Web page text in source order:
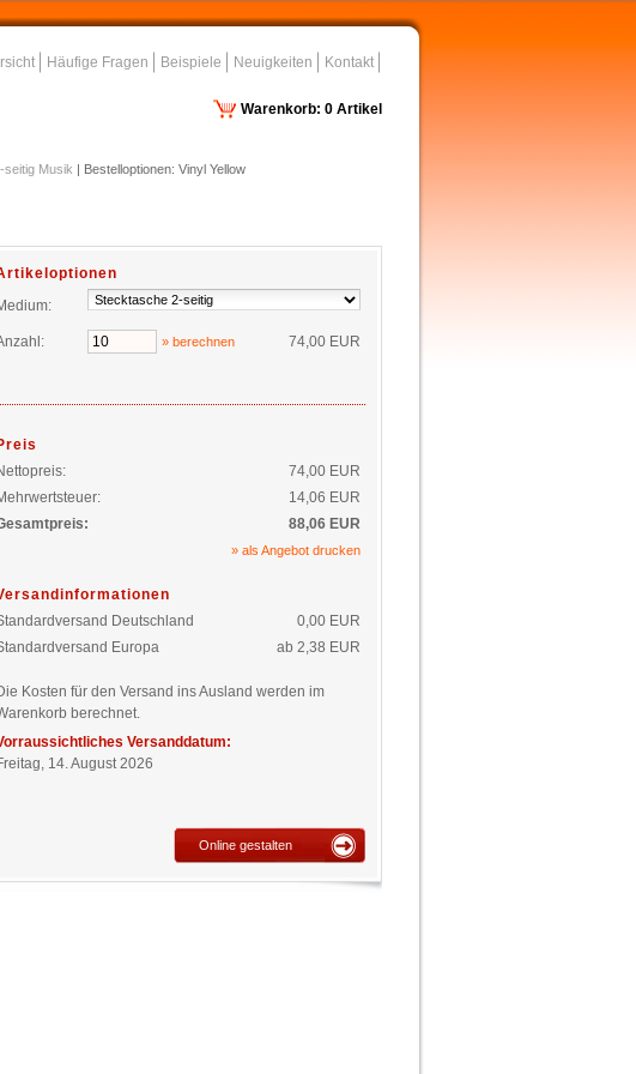
Häufige Fragen Beispiele Neuigkeiten Kontakt
Warenkorb: 0 Artikel
seitig Musik | Bestelloptionen: Vinyl Yellow
» berechnen 74,00 EUR
74,00 EUR
14,06 EUR
88,06 EUR
» als Angebot drucken
Deutschland
0,00 EUR
Europa
ab 2,38 EUR
Kosten für den Versand ins Ausland werden im
berechnet.
Versanddatum:
14. August 2026